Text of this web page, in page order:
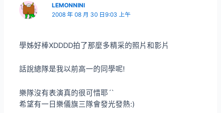
LEMONNINI
2008 年 08 月 30 日9:03 上午
學姊好棒XDDDD拍了那麼多精采的照片和影片
話說總隊是我以前高一的同學呢!
樂隊沒有表演真的很可惜耶ˊˋ
希望有一日樂儀旗三隊會發光發熱:)